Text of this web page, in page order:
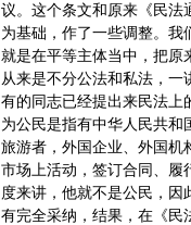
议。这个条文和原来《民法
为基础，作了一些调整。我
就是在平等主体当中，把原
从来是不分公法和私法，一
有的同志已经提出来民法上
为公民是指有中华人民共和
旅游者，外国企业、外国机
市场上活动，签订合同、履
度来讲，他就不是公民，
有完全采纳，结果，在《民